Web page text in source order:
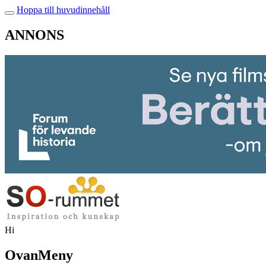
Hoppa till huvudinnehåll
ANNONS
Hi
OvanMeny